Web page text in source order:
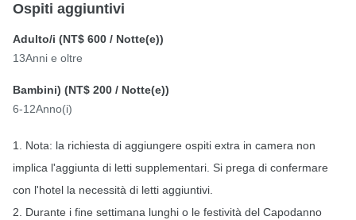
Ospiti aggiuntivi
Adulto/i (NT$ 600 / Notte(e))
13Anni e oltre
Bambini) (NT$ 200 / Notte(e))
6-12Anno(i)
1. Nota: la richiesta di aggiungere ospiti extra in camera non
implica l'aggiunta di letti supplementari. Si prega di confermare
con l'hotel la necessità di letti aggiuntivi.
2. Durante i fine settimana lunghi o le festività del Capodanno